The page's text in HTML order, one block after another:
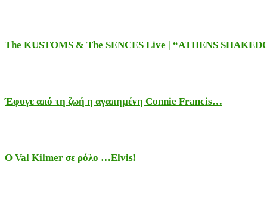
The KUSTOMS & The SENCES Live | “ATHENS
Έφυγε από τη ζωή η αγαπημένη Connie Francis…
Ο Val Kilmer σε ρόλο …Elvis!